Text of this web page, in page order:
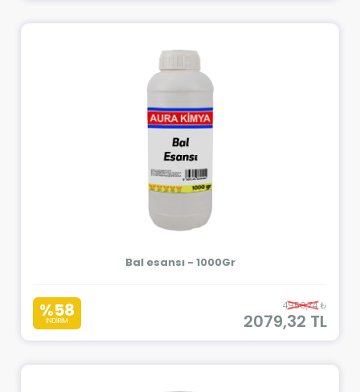
Bal esansı - 1000Gr
%58
İNDİRİM
4950,74 ₺
2079,32 TL